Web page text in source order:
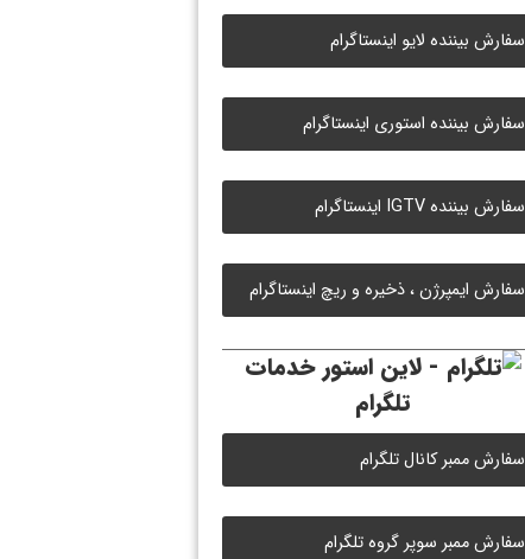
سفارش بیننده لایو اینستاگرام
سفارش بیننده استوری اینستاگرام
سفارش بیننده IGTV اینستاگرام
سفارش ایمپرژن ، ذخیره و ریچ اینستاگرام
خدمات
تلگرام
سفارش ممبر کانال تلگرام
سفارش ممبر سوپر گروه تلگرام